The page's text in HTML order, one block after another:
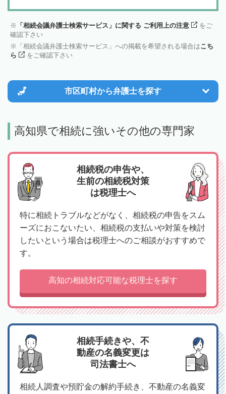
「相続会議弁護士検索サービス」に関する ご利用上の注意
をご
確認下さい
「相続会議弁護士検索サービス」への掲載を希望される場合はこち
ら
をご確認下さい
市区町村から弁護士を探す
高知県で相続に強いその他の専門家
相続税の申告や、
生前の相続税対策
は税理士へ
特に相続トラブルなどがなく、相続税の申告をスム
ーズにおこないたい、相続税の支払いや対策を検討
したいという場合は税理士へのご相談がおすすめで
す。
高知の相続対応可能な税理士を探す
相続手続きや、不
動産の名義変更は
司法書士へ
相続人調査や預貯金の解約手続き、不動産の名義変